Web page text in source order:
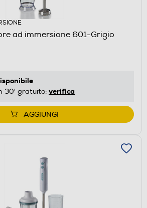
ad immersione 601-Grigio
30' gratuito: verifica
AGGIUNGI